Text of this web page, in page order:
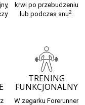
krwipo przebudzeniu
lub podczas snu2.
TRENING
FUNKCJONALNY
W zegarku Forerunner